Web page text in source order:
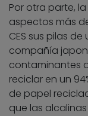
Por otra parte,
aspectos más
CES sus pilas de
compañía
contaminantes
reciclar en un
de papel
que las